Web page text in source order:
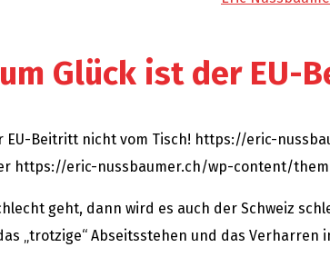
Glück ist der
EU-Beitritt nicht vom Tisch! https://eric-
https://eric-nussbaumer.ch/wp-content/
geht, dann wird es auch der Schweiz
„trotzige“ Abseitsstehen und das Verharren